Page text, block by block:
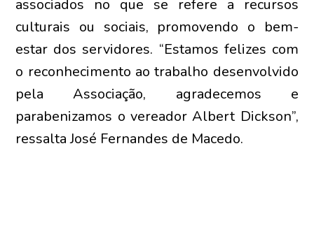
associados no que se refere a recursos
culturais ou sociais, promovendo o bem-
estar dos servidores. “Estamos felizes com
o reconhecimento ao trabalho desenvolvido
pela Associação, agradecemos e
parabenizamos o vereador Albert Dickson”,
ressalta José Fernandes de Macedo.